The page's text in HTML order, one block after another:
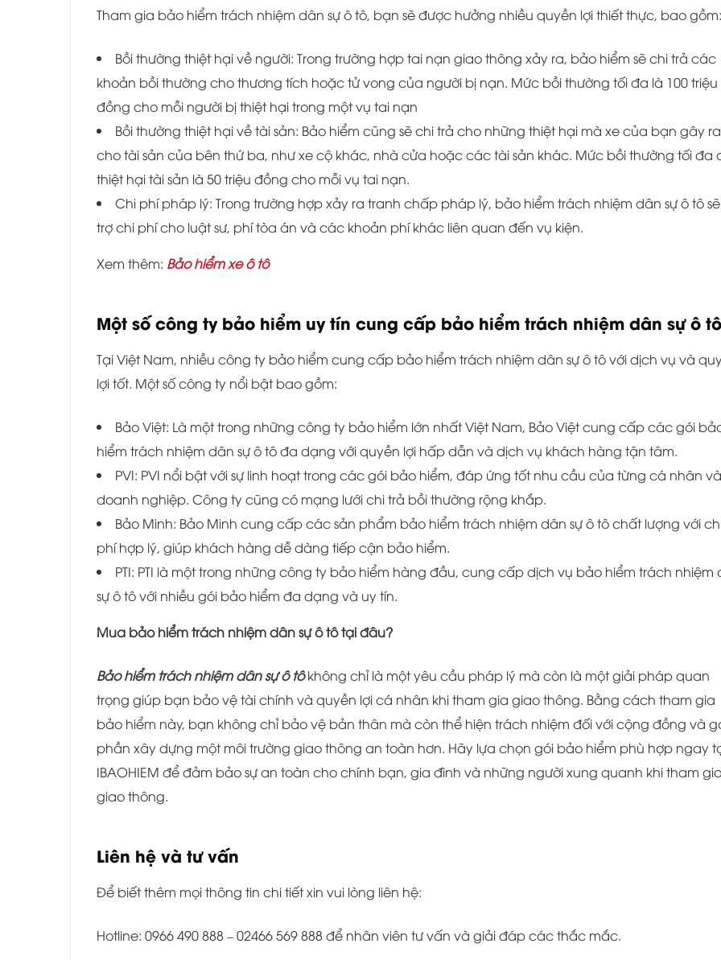
Tham gia bảo hiểm trách nhiệm dân sự ô tô, bạn sẽ được hưởng nhiều quyền lợi thiết thực, bao gồm:
Bồi thường thiệt hại về người: Trong trường hợp tai nạn giao thông xảy ra, bảo hiểm sẽ chi trả các
khoản bồi thường cho thương tích hoặc tử vong của người bị nạn. Mức bồi thường tối đa là 100 triệu
đồng cho mỗi người bị thiệt hại trong một vụ tai nạn
Bồi thường thiệt hại về tài sản: Bảo hiểm cũng sẽ chi trả cho những thiệt hại mà xe của bạn gây ra
cho tài sản của bên thứ ba, như xe cộ khác, nhà cửa hoặc các tài sản khác. Mức bồi thường tối đa
thiệt hại tài sản là 50 triệu đồng cho mỗi vụ tai nạn.
Chi phí pháp lý: Trong trường hợp xảy ra tranh chấp pháp lý, bảo hiểm trách nhiệm dân sự ô tô
trợ chi phí cho luật sư, phí tòa án và các khoản phí khác liên quan đến vụ kiện.
Xem thêm: Bảo hiểm xe ô tô
Một số công ty bảo hiểm uy tín cung cấp bảo hiểm trách nhiệm dân sự ô tô
Tại Việt Nam, nhiều công ty bảo hiểm cung cấp bảo hiểm trách nhiệm dân sự ô tô với dịch vụ và
lợi tốt. Một số công ty nổi bật bao gồm:
Bảo Việt: Là một trong những công ty bảo hiểm lớn nhất Việt Nam, Bảo Việt cung cấp các gói
hiểm trách nhiệm dân sự ô tô đa dạng với quyền lợi hấp dẫn và dịch vụ khách hàng tận tâm.
PVI: PVI nổi bật với sự linh hoạt trong các gói bảo hiểm, đáp ứng tốt nhu cầu của từng cá nhân và
doanh nghiệp. Công ty cũng có mạng lưới chi trả bồi thường rộng khắp.
Bảo Minh: Bảo Minh cung cấp các sản phẩm bảo hiểm trách nhiệm dân sự ô tô chất lượng với
phí hợp lý, giúp khách hàng dễ dàng tiếp cận bảo hiểm.
PTI: PTI là một trong những công ty bảo hiểm hàng đầu, cung cấp dịch vụ bảo hiểm trách nhiệm
sự ô tô với nhiều gói bảo hiểm đa dạng và uy tín.
Mua bảo hiểm trách nhiệm dân sự ô tô tại đâu?
Bảo hiểm trách nhiệm dân sự ô tôkhông chỉ là một yêu cầu pháp lý mà còn là một giải pháp quan
trọng giúp bạn bảo vệ tài chính và quyền lợi cá nhân khi tham gia giao thông. Bằng cách tham gia
bảo hiểm này, bạn không chỉ bảo vệ bản thân mà còn thể hiện trách nhiệm đối với cộng đồng và
phần xây dựng một môi trường giao thông an toàn hơn. Hãy lựa chọn gói bảo hiểm phù hợp ngay
IBAOHIEM để đảm bảo sự an toàn cho chính bạn, gia đình và những người xung quanh khi tham
giao thông.
Liên hệ và tư vấn
Để biết thêm mọi thông tin chi tiết xin vui lòng liên hệ:
Hotline: 0966 490 888 – 02466 569 888 để nhân viên tư vấn và giải đáp các thắc mắc.